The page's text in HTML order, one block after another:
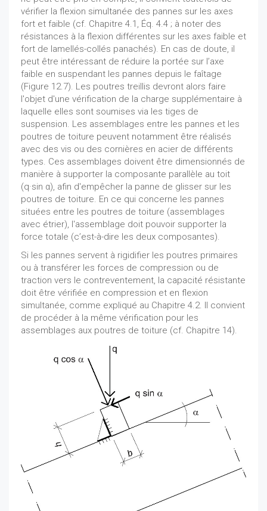
vérifier la flexion simultanée des pannes sur les axes
fort et faible (cf. Chapitre 4.1, Éq. 4.4 ; à noter des
résistances à la flexion différentes sur les axes faible et
fort de lamellés-collés panachés). En cas de doute, il
peut être intéressant de réduire la portée sur l’axe
faible en suspendant les pannes depuis le faîtage
(Figure 12.7). Les poutres treillis devront alors faire
l'objet d'une vérification de la charge supplémentaire à
laquelle elles sont soumises via les tiges de
suspension. Les assemblages entre les pannes et les
poutres de toiture peuvent notamment être réalisés
avec des vis ou des cornières en acier de différents
types. Ces assemblages doivent être dimensionnés de
manière à supporter la composante parallèle au toit
(q·sin α), afin d'empêcher la panne de glisser sur les
poutres de toiture. En ce qui concerne les pannes
situées entre les poutres de toiture (assemblages
avec étrier), l'assemblage doit pouvoir supporter la
force totale (c’est-à-dire les deux composantes).
Si les pannes servent à rigidifier les poutres primaires
ou à transférer les forces de compression ou de
traction vers le contreventement, la capacité résistante
doit être vérifiée en compression et en flexion
simultanée, comme expliqué au Chapitre 4.2. Il convient
de procéder à la même vérification pour les
assemblages aux poutres de toiture (cf. Chapitre 14).